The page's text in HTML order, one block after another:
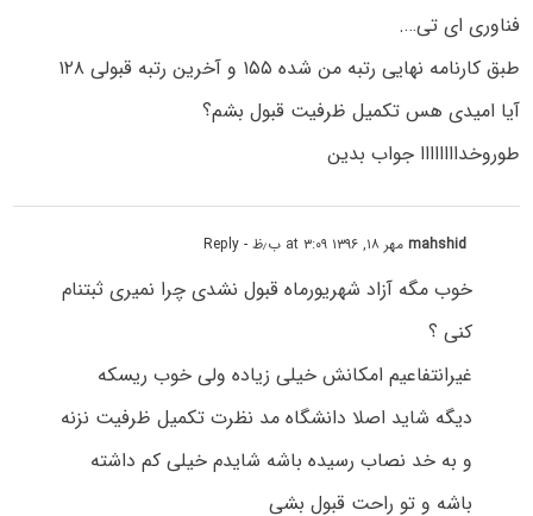
فناوری ای تی….
طبق کارنامه نهایی رتبه من شده ۱۵۵ و آخرین رتبه قبولی ۱۲۸
آیا امیدی هس تکمیل ظرفیت قبول بشم؟
طوروخداااااااا جواب بدین
mahshidمهر ۱۸, ۱۳۹۶ at ۳:۰۹ ب٫ظ - Reply
خوب مگه آزاد شهریورماه قبول نشدی چرا نمیری ثبتنام
کنی ؟
غیرانتفاعیم امکانش خیلی زیاده ولی خوب ریسکه
دیگه شاید اصلا دانشگاه مد نظرت تکمیل ظرفیت نزنه
و به خد نصاب رسیده باشه شایدم خیلی کم داشته
باشه و تو راحت قبول بشی